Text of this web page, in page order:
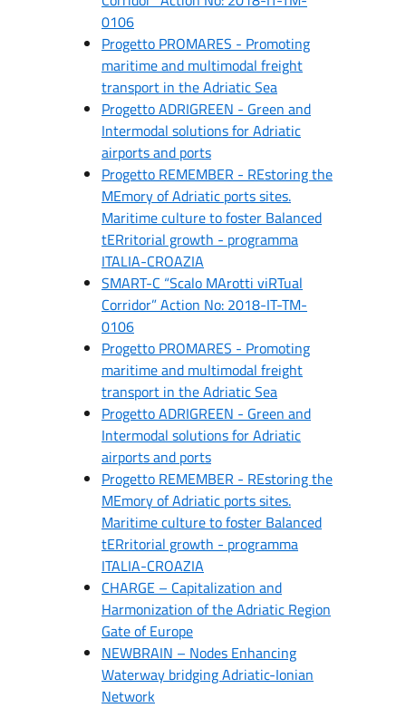
0106
Progetto PROMARES - Promoting
maritime and multimodal freight
transport in the Adriatic Sea
Progetto ADRIGREEN - Green and
Intermodal solutions for Adriatic
airports and ports
Progetto REMEMBER - REstoring the
MEmory of Adriatic ports sites.
Maritime culture to foster Balanced
tERritorial growth - programma
ITALIA-CROAZIA
SMART-C “Scalo MArotti viRTual
Corridor” Action No: 2018-IT-TM-
0106
Progetto PROMARES - Promoting
maritime and multimodal freight
transport in the Adriatic Sea
Progetto ADRIGREEN - Green and
Intermodal solutions for Adriatic
airports and ports
Progetto REMEMBER - REstoring the
MEmory of Adriatic ports sites.
Maritime culture to foster Balanced
tERritorial growth - programma
ITALIA-CROAZIA
CHARGE – Capitalization and
Harmonization of the Adriatic Region
Gate of Europe
NEWBRAIN – Nodes Enhancing
Waterway bridging Adriatic-Ionian
Network